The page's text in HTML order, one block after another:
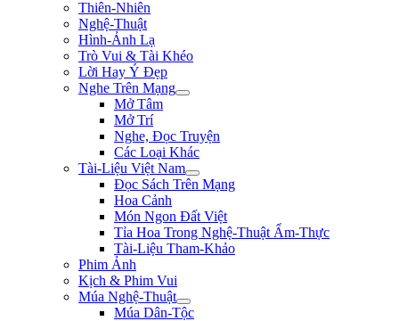
Thiên-Nhiên
Nghệ-Thuật
Hình-Ảnh Lạ
Trò Vui & Tài Khéo
Lời Hay Ý Đẹp
Nghe Trên Mạng
Mở Tâm
Mở Trí
Nghe, Đọc Truyện
Các Loại Khác
Tài-Liệu Việt Nam
Đọc Sách Trên Mạng
Hoa Cảnh
Món Ngon Đất Việt
Tỉa Hoa Trong Nghệ-Thuật Ẩm-Thực
Tài-Liệu Tham-Khảo
Phim Ảnh
Kịch & Phim Vui
Múa Nghệ-Thuật
Múa Dân-Tộc